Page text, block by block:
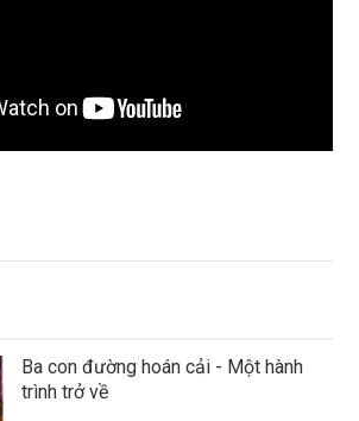
Ba con đường hoán cải - Một hành
trình trở về